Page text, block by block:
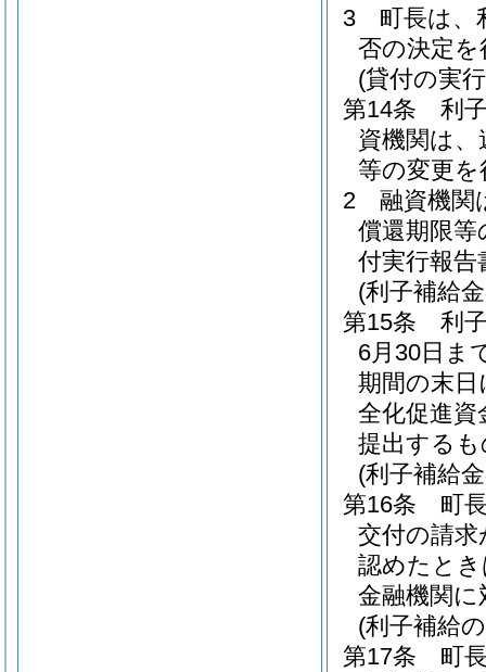
3
町長は、
否の決定
(貸付の実
第14条
利
資機関は
等の変更
2
融資機関
償還期限等
付実行報告
(利子補給
第15条
利
6月30日ま
期間の末
全化促進資
提出する
(利子補給
第16条
町
交付の請
認めたと
金融機関
(利子補給
第17条
町